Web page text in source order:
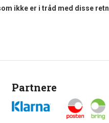
ikke er i tråd med disse
Partnere